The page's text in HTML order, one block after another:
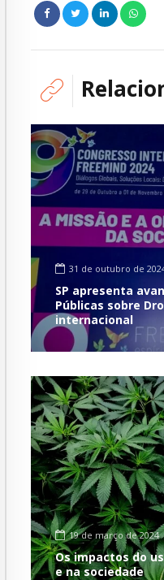
31 de outubro de
SP apresenta
Públicas sobre
internacional
19 de março de 2024
Os impactos do
e na sociedade